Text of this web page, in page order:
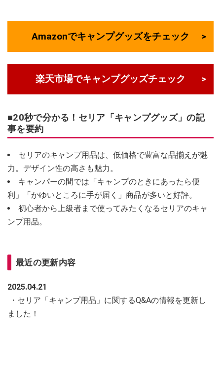
Amazonでキャンプグッズをチェック
楽天市場でキャンプグッズチェック
■20秒で分かる！セリア「キャンプグッズ」の記
事を要約
セリアのキャンプ用品は、低価格で豊富な品揃えが魅
力。デザイン性の高さも魅力。
キャンパーの間では「キャンプのときにあったら便
利」「かゆいところに手が届く」商品が多いと好評。
初心者から上級者まで使ってみたくなるセリアのキャ
ンプ用品。
最近の更新内容
2025.04.21
・セリア「キャンプ用品」に関するQ&Aの情報を更新し
ました！